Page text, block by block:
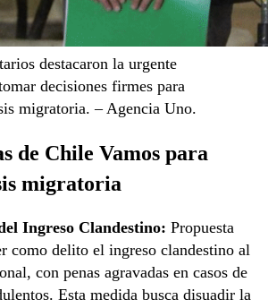
destacaron la urgente
decisiones firmes para
migratoria. – Agencia Uno.
de Chile Vamos para
migratoria
Ingreso Clandestino: Propuesta
como delito el ingreso clandestino al
con penas agravadas en casos de
Esta medida busca disuadir la